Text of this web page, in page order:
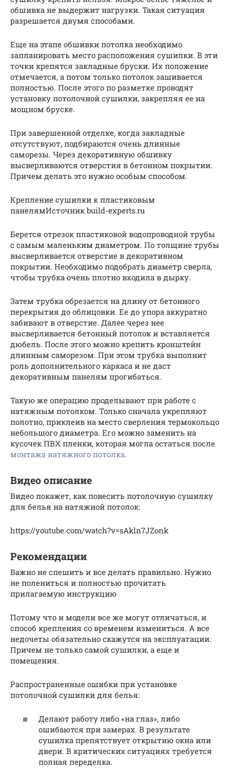
обшивка не выдержит нагрузки. Такая ситуация
разрешается двумя способами.
Еще на этапе обшивки потолка необходимо
запланировать место расположения сушилки. В эти
точки крепятся закладные бруски. Их положение
отмечается, а потом только потолок зашивается
полностью. После этого по разметке проводят
установку потолочной сушилки, закрепляя ее на
мощном бруске.
При завершенной отделке, когда закладные
отсутствуют, подбираются очень длинные
саморезы. Через декоративную обшивку
высверливаются отверстия в бетонном покрытии.
Причем делать это нужно особым способом.
Крепление сушилки к пластиковым
панелямИсточник build-experts.ru
Берется отрезок пластиковой водопроводной трубы
с самым маленьким диаметром. По толщине трубы
высверливается отверстие в декоративном
покрытии. Необходимо подобрать диаметр сверла,
чтобы трубка очень плотно входила в дырку.
Затем трубка обрезается на длину от бетонного
перекрытия до облицовки. Ее до упора аккуратно
забивают в отверстие. Далее через нее
высверливается бетонный потолок и вставляется
дюбель. После этого можно крепить кронштейн
длинным саморезом. При этом трубка выполнит
роль дополнительного каркаса и не даст
декоративным панелям прогибаться.
Такую же операцию проделывают при работе с
натяжным потолком. Только сначала укрепляют
полотно, приклеив на место сверления термокольцо
небольшого диаметра. Его можно заменить на
кусочек ПВХ пленки, которая могла остаться после
монтажа натяжного потолка.
Видео описание
Видео покажет, как повесить потолочную сушилку
для белья на натяжной потолок:
https://youtube.com/watch?v=sAkln7JZonk
Рекомендации
Важно не спешить и все делать правильно. Нужно
не полениться и полностью прочитать
прилагаемую инструкцию
Потому что и модели все же могут отличаться, и
способ крепления со временем измениться. А все
недочеты обязательно скажутся на эксплуатации.
Причем не только самой сушилки, а еще и
помещения.
Распространенные ошибки при установке
потолочной сушилки для белья:
Делают работу либо «на глаз», либо
ошибаются при замерах. В результате
сушилка препятствует открытию окна или
двери. В критических ситуациях требуется
полная переделка.